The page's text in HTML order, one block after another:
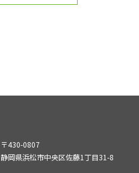
〒430-0807
静岡県浜松市中央区佐藤1丁目31-8